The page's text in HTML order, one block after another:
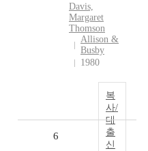
Davis,
Margaret
Thomson
Allison &
Busby
1980
복
사/
대
출
신
6